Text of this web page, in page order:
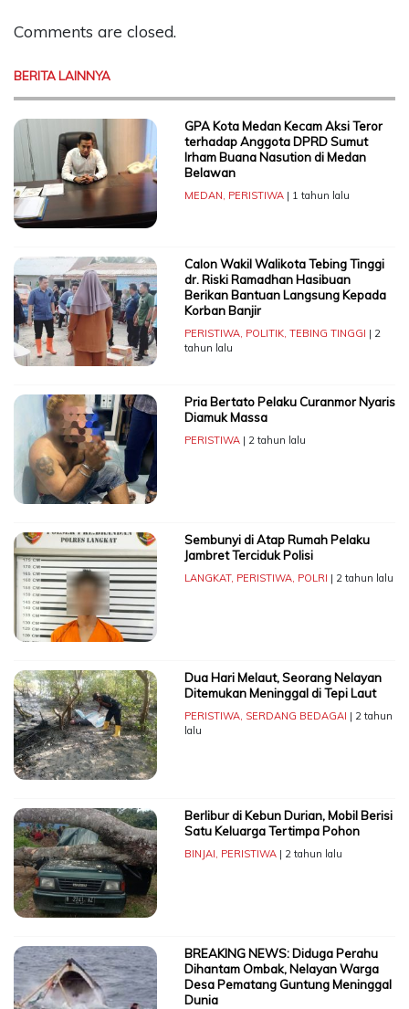
Comments are closed.
BERITA LAINNYA
GPA Kota Medan Kecam Aksi Teror
terhadap Anggota DPRD Sumut
Irham Buana Nasution di Medan
Belawan
MEDAN, PERISTIWA| 1 tahun lalu
Calon Wakil Walikota Tebing Tinggi
dr. Riski Ramadhan Hasibuan
Berikan Bantuan Langsung Kepada
Korban Banjir
PERISTIWA, POLITIK, TEBING TINGGI | 2
tahun lalu
Pria Bertato Pelaku Curanmor Nyaris
Diamuk Massa
PERISTIWA| 2 tahun lalu
Sembunyi di Atap Rumah Pelaku
Jambret Terciduk Polisi
LANGKAT, PERISTIWA, POLRI | 2 tahun lalu
Dua Hari Melaut, Seorang Nelayan
Ditemukan Meninggal di Tepi Laut
PERISTIWA, SERDANG BEDAGAI | 2 tahun
lalu
Berlibur di Kebun Durian, Mobil Berisi
Satu Keluarga Tertimpa Pohon
BINJAI, PERISTIWA| 2 tahun lalu
BREAKING NEWS: Diduga Perahu
Dihantam Ombak, Nelayan Warga
Desa Pematang Guntung Meninggal
Dunia